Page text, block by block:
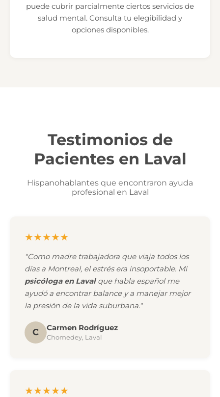
puede cubrir parcialmente ciertos servicios de
salud mental. Consulta tu elegibilidad y
opciones disponibles.
Testimonios de
Pacientes en Laval
Hispanohablantes que encontraron ayuda
profesional en Laval
★★★★★
"Como madre trabajadora que viaja todos los
días a Montreal, el estrés era insoportable. Mi
psicóloga en Lavalque habla español me
ayudó a encontrar balance y a manejar mejor
la presión de la vida suburbana."
C Carmen Rodríguez
Chomedey, Laval
★★★★★